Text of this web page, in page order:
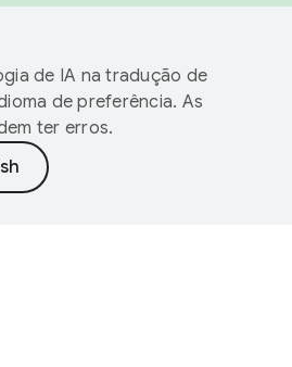
de IA na tradução de
de preferência. As
ter erros.